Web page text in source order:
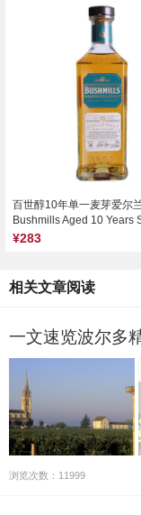
百世醇10年单一麦芽爱尔
¥283
相关文章阅读
一文速览波尔多
浏览次数：11999